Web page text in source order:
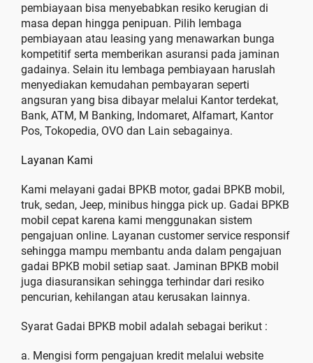
pembiayaan bisa menyebabkan resiko kerugian di
masa depan hingga penipuan. Pilih lembaga
pembiayaan atau leasing yang menawarkan bunga
kompetitif serta memberikan asuransi pada jaminan
gadainya. Selain itu lembaga pembiayaan haruslah
menyediakan kemudahan pembayaran seperti
angsuran yang bisa dibayar melalui Kantor terdekat,
Bank, ATM, M Banking, Indomaret, Alfamart, Kantor
Pos, Tokopedia, OVO dan Lain sebagainya.
Layanan Kami
Kami melayani gadai BPKB motor, gadai BPKB mobil,
truk, sedan, Jeep, minibus hingga pick up. Gadai BPKB
mobil cepat karena kami menggunakan sistem
pengajuan online. Layanan customer service responsif
sehingga mampu membantu anda dalam pengajuan
gadai BPKB mobil setiap saat. Jaminan BPKB mobil
juga diasuransikan sehingga terhindar dari resiko
pencurian, kehilangan atau kerusakan lainnya.
Syarat Gadai BPKB mobil adalah sebagai berikut :
a. Mengisi form pengajuan kredit melalui website